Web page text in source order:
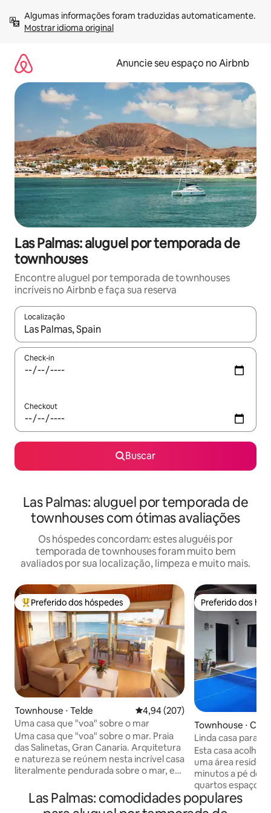
para
Mostrar idioma original
Anuncie seu espaço no Airbnb
Las Palmas: aluguel por temporada de
townhouses
Encontre aluguel por temporada de townhouses
incríveis no Airbnb e faça sua reserva
Localização
Quando os resultados estiverem disponíveis, explore-os
Check-in
Checkout
Buscar
Las Palmas: aluguel por temporada de
townhouses com ótimas avaliações
Os hóspedes concordam: estes aluguéis por
temporada de townhouses foram muito bem
avaliados por sua localização, limpeza e muito mais.
Entre os melhores preferidos dos hóspedes
Preferido dos hóspedes
Townhouse ⋅ Telde 4,94 de uma avaliação média de
4,94 (207)
Uma casa que "voa" sobre o mar
Uma casa que "voa" sobre o mar. Praia
das Salinetas, Gran Canaria. Arquitetura
e natureza se reúnem nesta incrível casa
literalmente pendurada sobre o mar, em
leste de Gran Canaria. O edifício "voa"
sobre as rochas visualmente
Preferido dos
Preferido dos
Townhouse ⋅
Linda casa para
Esta casa
uma área
minutos a pé do
quartos
sala de estar
onde você pode
Las Palmas: comodidades populares